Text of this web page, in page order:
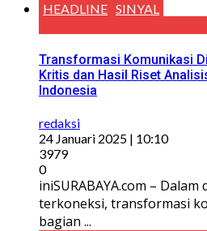
HEADLINE SINYAL
Transformasi Komunikasi
Kritis dan Hasil Riset
Indonesia
redaksi
24 Januari 2025 | 10:10
3979
0
iniSURABAYA.com –
terkoneksi, transformasi
bagian ...